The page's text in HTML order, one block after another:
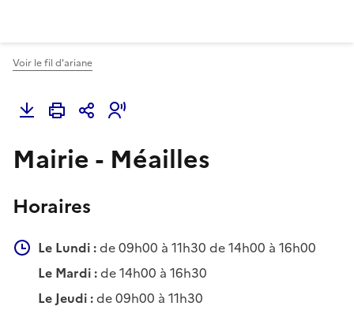
Voir le fil d'ariane
Mairie - Méailles
Horaires
Le Lundi :de 09h00 à 11h30 de 14h00 à 16h00
Le Mardi :de 14h00 à 16h30
Le Jeudi :de 09h00 à 11h30